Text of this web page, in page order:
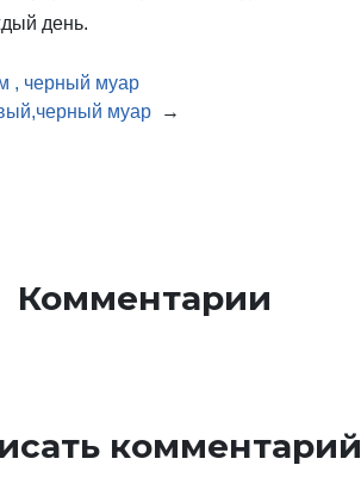
день.
, черный муар
муар
→
Комментарии
комментарий